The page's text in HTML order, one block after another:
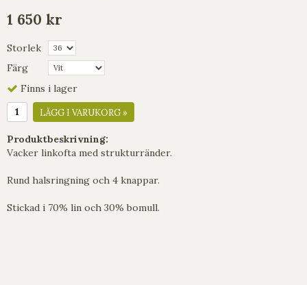
1 650 kr
Storlek
Färg
Finns i lager
LÄGG I VARUKORG »
Produktbeskrivning:
Vacker linkofta med strukturränder.
Rund halsringning och 4 knappar.
Stickad i 70% lin och 30% bomull.